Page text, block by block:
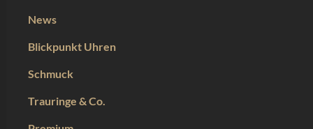
News
Blickpunkt Uhren
Schmuck
Trauringe & Co.